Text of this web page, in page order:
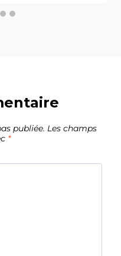
publiée. Les champs
*